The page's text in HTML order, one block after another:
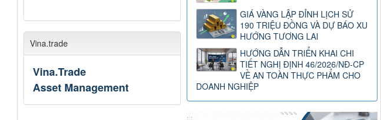
GIÁ VÀNG LẬP ĐỈNH LỊCH SỬ
190 TRIỆU ĐỒNG VÀ DỰ BÁO XU
HƯỚNG TƯƠNG LAI
HƯỚNG DẪN TRIỂN KHAI CHI
TIẾT NGHỊ ĐỊNH 46/2026/NĐ-CP
VỀ AN TOÀN THỰC PHẨM CHO
DOANH NGHIỆP
Vina.trade
Vina.Trade
Asset Management